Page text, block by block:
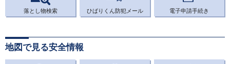
落とし物検索 ひばりくん防犯メール 電子申請手続き
地図で見る安全情報